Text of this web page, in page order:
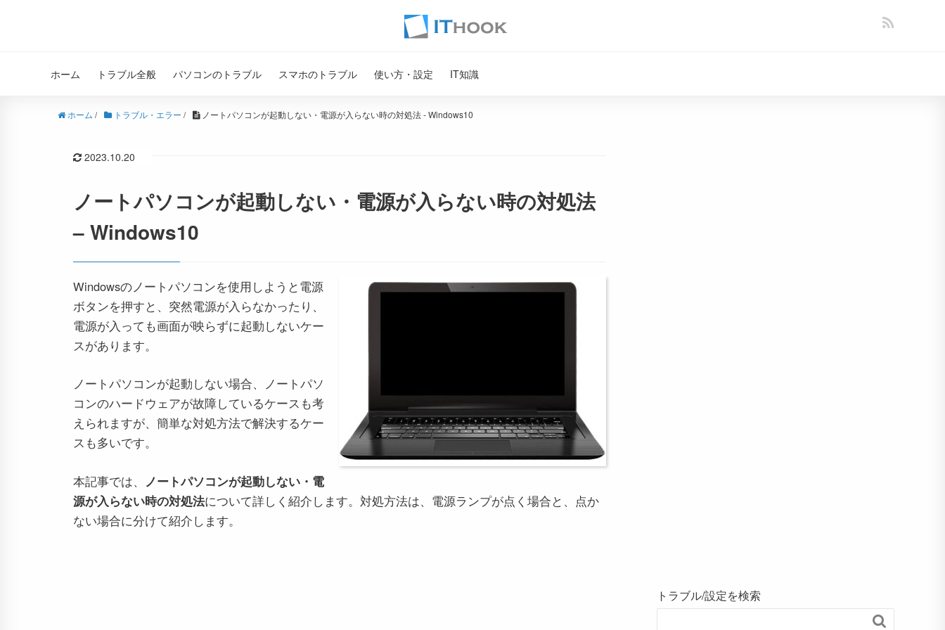
ホーム トラブル全般 パソコンのトラブル スマホのトラブル 使い方・設定 IT知識
ホーム / トラブル・エラー / ノートパソコンが起動しない・電源が入らない時の対処法 - Windows10
2023.10.20
ノートパソコンが起動しない・電源が入らない時の対処法
– Windows10
Windowsのノートパソコンを使用しようと電源
ボタンを押すと、突然電源が入らなかったり、
電源が入っても画面が映らずに起動しないケー
スがあります。
ノートパソコンが起動しない場合、ノートパソ
コンのハードウェアが故障しているケースも考
えられますが、簡単な対処方法で解決するケー
スも多いです。
本記事では、
ノートパソコンが起動しない・電
源が入らない時の対処法について詳しく紹介します。対処方法は、電源ランプが点く場合と、点か
ない場合に分けて紹介します。
トラブル/設定を検索
